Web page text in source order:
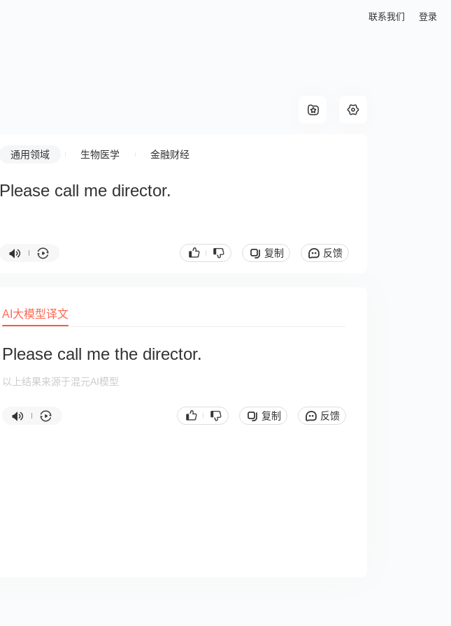
联系我们 登录
通用领域 生物医学 金融财经
Please call me director.
复制 反馈
AI大模型译文
Please call me the director.
以上结果来源于混元AI模型
复制 反馈